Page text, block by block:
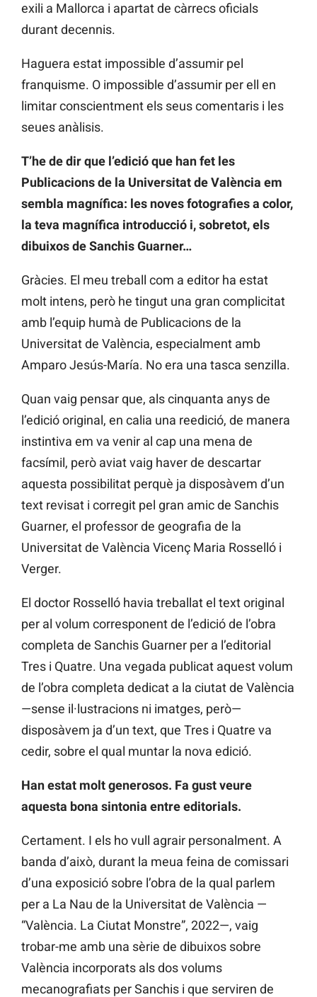
exili a Mallorca i apartat de càrrecs oficials
durant decennis.
Haguera estat impossible d’assumir pel
franquisme. O impossible d’assumir per ell en
limitar conscientment els seus comentaris i les
seues anàlisis.
T’he de dir que l’edició que han fet les
Publicacions de la Universitat de València em
sembla magnífica: les noves fotografies a color,
la teva magnífica introducció i, sobretot, els
dibuixos de Sanchis Guarner…
Gràcies. El meu treball com a editor ha estat
molt intens, però he tingut una gran complicitat
amb l’equip humà de Publicacions de la
Universitat de València, especialment amb
Amparo Jesús-María. No era una tasca senzilla.
Quan vaig pensar que, als cinquanta anys de
l’edició original, en calia una reedició, de manera
instintiva em va venir al cap una mena de
facsímil, però aviat vaig haver de descartar
aquesta possibilitat perquè ja disposàvem d’un
text revisat i corregit pel gran amic de Sanchis
Guarner, el professor de geografia de la
Universitat de València Vicenç Maria Rosselló i
Verger.
El doctor Rosselló havia treballat el text original
per al volum corresponent de l’edició de l’obra
completa de Sanchis Guarner per a l’editorial
Tres i Quatre. Una vegada publicat aquest volum
de l’obra completa dedicat a la ciutat de València
—sense il·lustracions ni imatges, però—
disposàvem ja d’un text, que Tres i Quatre va
cedir, sobre el qual muntar la nova edició.
Han estat molt generosos. Fa gust veure
aquesta bona sintonia entre editorials.
Certament. I els ho vull agrair personalment. A
banda d’això, durant la meua feina de comissari
d’una exposició sobre l’obra de la qual parlem
per a La Nau de la Universitat de València —
“València. La Ciutat Monstre”, 2022—, vaig
trobar-me amb una sèrie de dibuixos sobre
València incorporats als dos volums
mecanografiats per Sanchis i que serviren de